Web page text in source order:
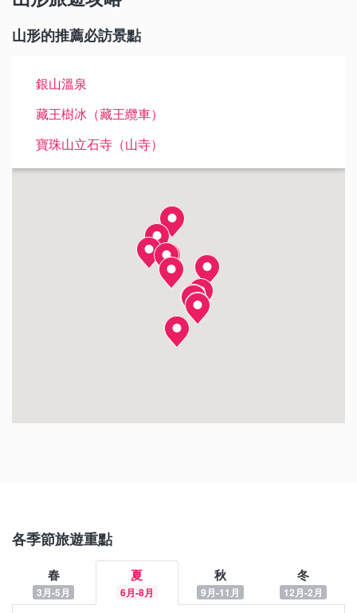
山形的推薦必訪景點
銀山溫泉
藏王樹冰（藏王纜車）
寶珠山立石寺（山寺）
加茂水族館
各季節旅遊重點
春
3月-5月
夏
6月-8月
秋
9月-11月
冬
12月-2月